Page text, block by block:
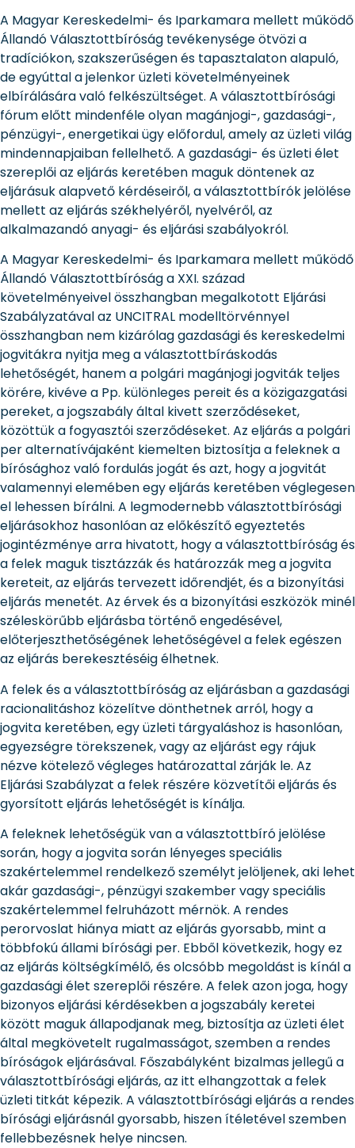
A Magyar Kereskedelmi- és Iparkamara mellett működő
Állandó Választottbíróság tevékenysége ötvözi a
tradíciókon, szakszerűségen és tapasztalaton alapuló,
de egyúttal a jelenkor üzleti követelményeinek
elbírálására való felkészültséget. A választottbírósági
fórum előtt mindenféle olyan magánjogi-, gazdasági-,
pénzügyi-, energetikai ügy előfordul, amely az üzleti világ
mindennapjaiban fellelhető. A gazdasági- és üzleti élet
szereplői az eljárás keretében maguk döntenek az
eljárásuk alapvető kérdéseiről, a választottbírók jelölése
mellett az eljárás székhelyéről, nyelvéről, az
alkalmazandó anyagi- és eljárási szabályokról.
A Magyar Kereskedelmi- és Iparkamara mellett működő
Állandó Választottbíróság a XXI. század
követelményeivel összhangban megalkotott Eljárási
Szabályzatával az UNCITRAL modelltörvénnyel
összhangban nem kizárólag gazdasági és kereskedelmi
jogvitákra nyitja meg a választottbíráskodás
lehetőségét, hanem a polgári magánjogi jogviták teljes
körére, kivéve a Pp. különleges pereit és a közigazgatási
pereket, a jogszabály által kivett szerződéseket,
közöttük a fogyasztói szerződéseket. Az eljárás a polgári
per alternatívájaként kiemelten biztosítja a feleknek a
bírósághoz való fordulás jogát és azt, hogy a jogvitát
valamennyi elemében egy eljárás keretében véglegesen
el lehessen bírálni. A legmodernebb választottbírósági
eljárásokhoz hasonlóan az előkészítő egyeztetés
jogintézménye arra hivatott, hogy a választottbíróság és
a felek maguk tisztázzák és határozzák meg a jogvita
kereteit, az eljárás tervezett időrendjét, és a bizonyítási
eljárás menetét. Az érvek és a bizonyítási eszközök minél
széleskörűbb eljárásba történő engedésével,
előterjeszthetőségének lehetőségével a felek egészen
az eljárás berekesztéséig élhetnek.
A felek és a választottbíróság az eljárásban a gazdasági
racionalitáshoz közelítve dönthetnek arról, hogy a
jogvita keretében, egy üzleti tárgyaláshoz is hasonlóan,
egyezségre törekszenek, vagy az eljárást egy rájuk
nézve kötelező végleges határozattal zárják le. Az
Eljárási Szabályzat a felek részére közvetítői eljárás és
gyorsított eljárás lehetőségét is kínálja.
A feleknek lehetőségük van a választottbíró jelölése
során, hogy a jogvita során lényeges speciális
szakértelemmel rendelkező személyt jelöljenek, aki lehet
akár gazdasági-, pénzügyi szakember vagy speciális
szakértelemmel felruházott mérnök. A rendes
perorvoslat hiánya miatt az eljárás gyorsabb, mint a
többfokú állami bírósági per. Ebből következik, hogy ez
az eljárás költségkímélő, és olcsóbb megoldást is kínál a
gazdasági élet szereplői részére. A felek azon joga, hogy
bizonyos eljárási kérdésekben a jogszabály keretei
között maguk állapodjanak meg, biztosítja az üzleti élet
által megkövetelt rugalmasságot, szemben a rendes
bíróságok eljárásával. Főszabályként bizalmas jellegű a
választottbírósági eljárás, az itt elhangzottak a felek
üzleti titkát képezik. A választottbírósági eljárás a rendes
bírósági eljárásnál gyorsabb, hiszen ítéletével szemben
fellebbezésnek helye nincsen.